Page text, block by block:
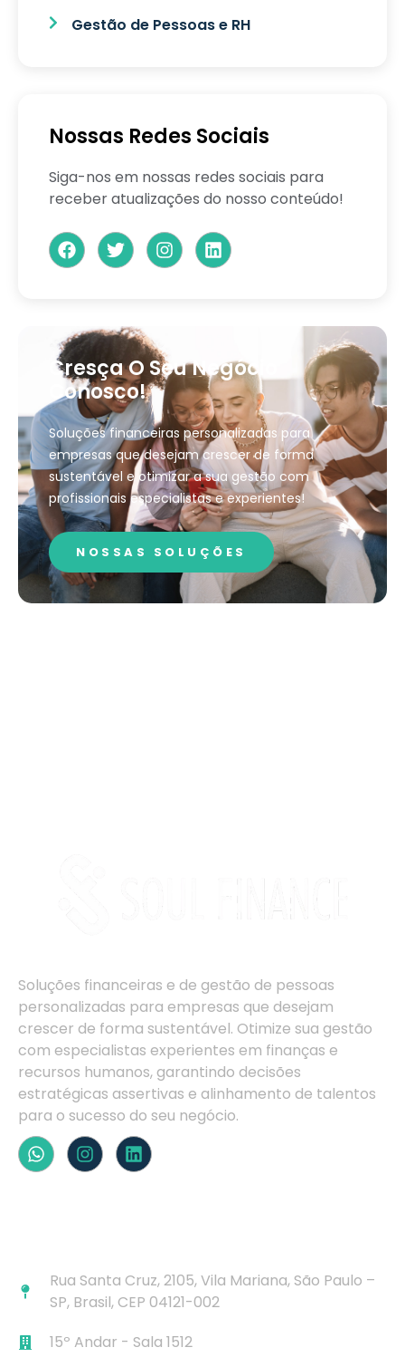
Gestão de Pessoas e RH
Nossas Redes Sociais
Siga-nos em nossas redes sociais para
receber atualizações do nosso conteúdo!
Cresça O Seu Negócio
Conosco!
Soluções financeiras personalizadas para
empresas que desejam crescer de forma
sustentável e otimizar a sua gestão com
profissionais especialistas e experientes!
NOSSAS SOLUÇÕES
Soluções financeiras e de gestão de pessoas
personalizadas para empresas que desejam
crescer de forma sustentável. Otimize sua gestão
com especialistas experientes em finanças e
recursos humanos, garantindo decisões
estratégicas assertivas e alinhamento de talentos
para o sucesso do seu negócio.
Rua Santa Cruz, 2105, Vila Mariana, São Paulo –
SP, Brasil, CEP 04121-002
15º Andar - Sala 1512